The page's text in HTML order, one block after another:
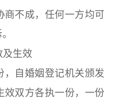
商不成，任何一方均可
生效
自婚姻登记机关颁发
效双方各执一份，一份